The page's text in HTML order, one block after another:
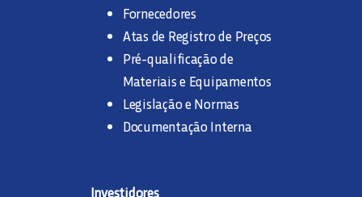
Fornecedores
Atas de Registro de Preços
Pré-qualificação de
Materiais e Equipamentos
Legislação e Normas
Documentação Interna
Investidores